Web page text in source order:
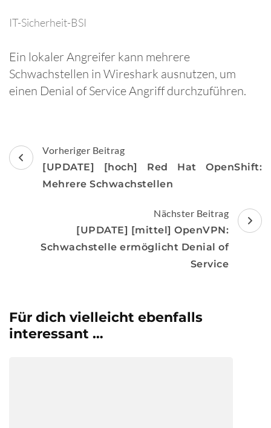
IT-Sicherheit-BSI
Ein lokaler Angreifer kann mehrere
Schwachstellen in Wireshark ausnutzen, um
einen Denial of Service Angriff durchzuführen.
Beitragsnavigation
Vorheriger Beitrag
[UPDATE] [hoch] Red Hat OpenShift:
Mehrere Schwachstellen
Nächster Beitrag
[UPDATE] [mittel] OpenVPN:
Schwachstelle ermöglicht Denial of
Service
Für dich vielleicht ebenfalls
interessant …